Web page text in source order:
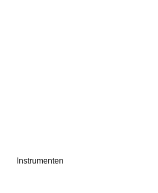
Instrumenten